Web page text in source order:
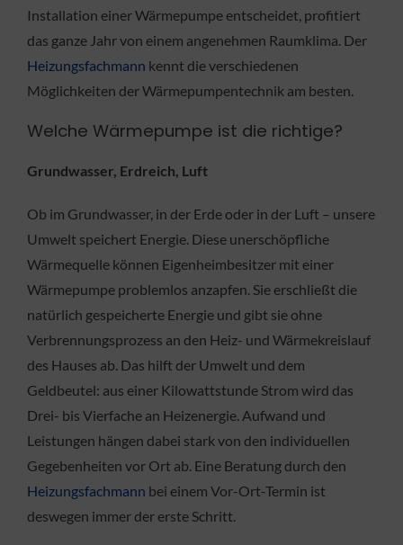
Installation einer Wärmepumpe entscheidet, profitiert
das ganze Jahr von einem angenehmen Raumklima. Der
Heizungsfachmann kennt die verschiedenen
Möglichkeiten der Wärmepumpentechnik am besten.
Welche Wärmepumpe ist die richtige?
Grundwasser, Erdreich, Luft
Ob im Grundwasser, in der Erde oder in der Luft – unsere
Umwelt speichert Energie. Diese unerschöpfliche
Wärmequelle können Eigenheimbesitzer mit einer
Wärmepumpe problemlos anzapfen. Sie erschließt die
natürlich gespeicherte Energie und gibt sie ohne
Verbrennungsprozess an den Heiz- und Wärmekreislauf
des Hauses ab. Das hilft der Umwelt und dem
Geldbeutel: aus einer Kilowattstunde Strom wird das
Drei- bis Vierfache an Heizenergie. Aufwand und
Leistungen hängen dabei stark von den individuellen
Gegebenheiten vor Ort ab. Eine Beratung durch den
Heizungsfachmann bei einem Vor-Ort-Termin ist
deswegen immer der erste Schritt.